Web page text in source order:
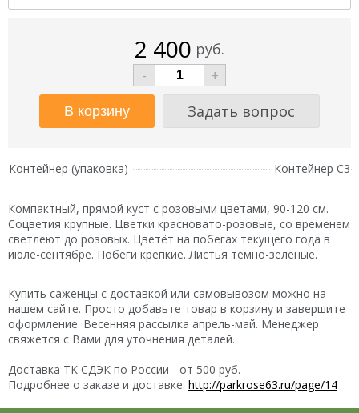
2 400 руб.
-
+
Задать вопрос
Контейнер (упаковка) Контейнер C3
Компактный, прямой куст с розовыми цветами, 90-120 см.
Соцветия крупные. Цветки красновато-розовые, со временем
светлеют до розовых. Цветёт на побегах текущего года в
июле-сентябре. Побеги крепкие. Листья тёмно-зелёные.
Купить саженцы с доставкой или самовывозом можно на
нашем сайте. Просто добавьте товар в корзину и завершите
оформление. Весенняя рассылка апрель-май. Менеджер
свяжется с Вами для уточнения деталей.
Доставка ТК СДЭК по России - от 500 руб.
Подробнее о заказе и доставке: http://parkrose63.ru/page/14